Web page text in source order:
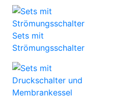
Sets mit
Strömungsschalter